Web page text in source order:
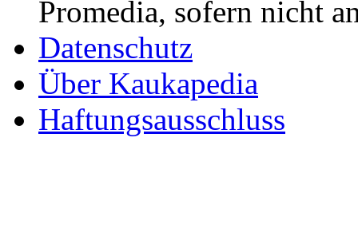
Promedia, sofern nicht
Datenschutz
Über Kaukapedia
Haftungsausschluss